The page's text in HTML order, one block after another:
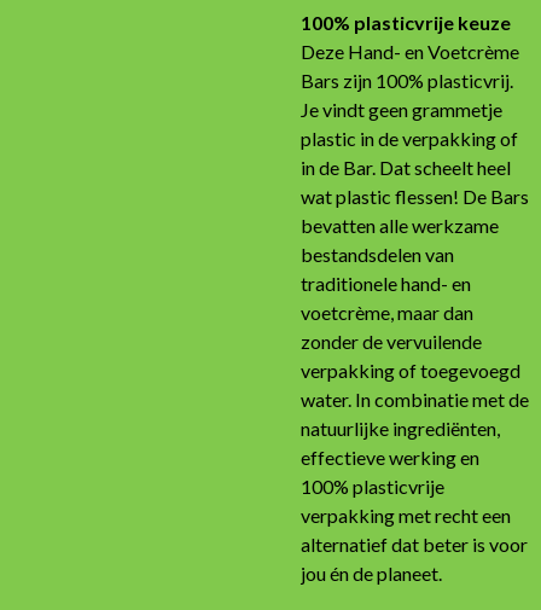
100% plasticvrije keuze
Deze Hand- en Voetcrème
Bars zijn 100% plasticvrij.
Je vindt geen grammetje
plastic in de verpakking of
in de Bar. Dat scheelt heel
wat plastic flessen! De Bars
bevatten alle werkzame
bestandsdelen van
traditionele hand- en
voetcrème, maar dan
zonder de vervuilende
verpakking of toegevoegd
water. In combinatie met de
natuurlijke ingrediënten,
effectieve werking en
100% plasticvrije
verpakking met recht een
alternatief dat beter is voor
jou én de planeet.